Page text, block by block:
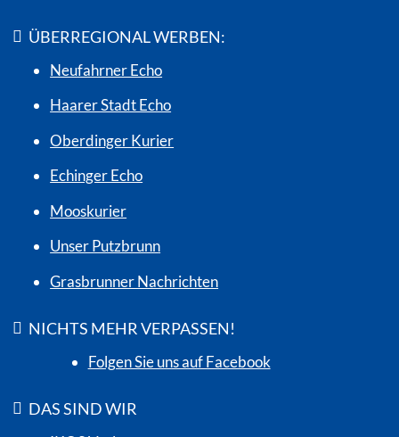
ÜBERREGIONAL WERBEN:
Neufahrner Echo
Haarer Stadt Echo
Oberdinger Kurier
Echinger Echo
Mooskurier
Unser Putzbrunn
Grasbrunner Nachrichten
NICHTS MEHR VERPASSEN!
Folgen Sie uns auf Facebook
DAS SIND WIR